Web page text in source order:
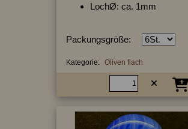
LochØ: ca. 1mm
Packungsgröße:
Kategorie: Oliven flach